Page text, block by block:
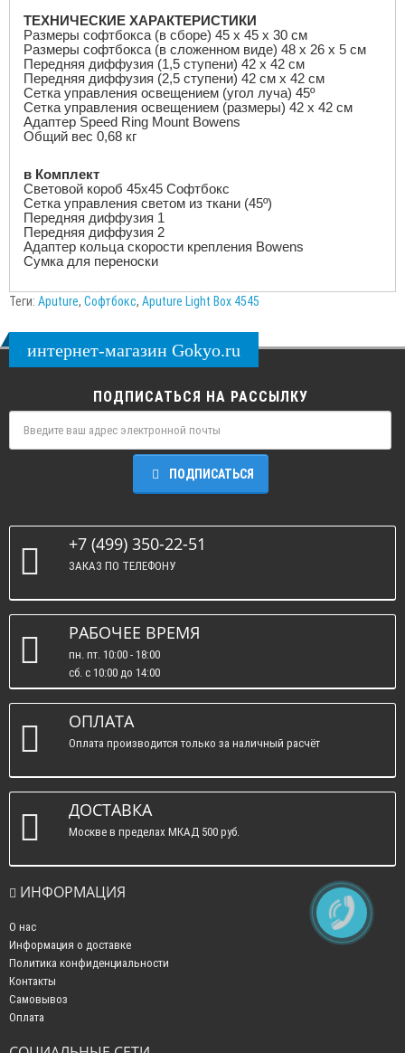
ТЕХНИЧЕСКИЕ ХАРАКТЕРИСТИКИ
Размеры софтбокса (в сборе) 45 x 45 x 30 см
Размеры софтбокса (в сложенном виде) 48 x 26 x 5 см
Передняя диффузия (1,5 ступени) 42 x 42 см
Передняя диффузия (2,5 ступени) 42 см x 42 см
Сетка управления освещением (угол луча) 45º
Сетка управления освещением (размеры) 42 x 42 см
Адаптер Speed Ring Mount Bowens
Общий вес 0,68 кг
в Комплект
Световой короб 45x45 Софтбокс
Сетка управления светом из ткани (45º)
Передняя диффузия 1
Передняя диффузия 2
Адаптер кольца скорости крепления Bowens
Сумка для переноски
Теги: Aputure, Софтбокс, Aputure Light Box 4545
интернет-магазин Gokyo.ru
ПОДПИСАТЬСЯ НА РАССЫЛКУ
ПОДПИСАТЬСЯ
+7 (499) 350-22-51
ЗАКАЗ ПО ТЕЛЕФОНУ
РАБОЧЕЕ ВРЕМЯ
пн. пт. 10:00 - 18:00
сб. c 10:00 до 14:00
вс. : выходные.
ОПЛАТА
Оплата производится только за наличный расчёт
ДОСТАВКА
Москве в пределах МКАД 500 руб.
ИНФОРМАЦИЯ
О нас
Информация о доставке
Политика конфиденциальности
Контакты
Самовывоз
Оплата